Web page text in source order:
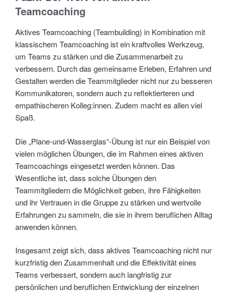
Teamcoaching
Aktives Teamcoaching (Teambuilding) in Kombination mit
klassischem Teamcoaching ist ein kraftvolles Werkzeug,
um Teams zu stärken und die Zusammenarbeit zu
verbessern. Durch das gemeinsame Erleben, Erfahren und
Gestalten werden die Teammitglieder nicht nur zu besseren
Kommunikatoren, sondern auch zu reflektierteren und
empathischeren Kolleg:innen. Zudem macht es allen viel
Spaß.
Die „Plane-und-Wasserglas“-Übung ist nur ein Beispiel von
vielen möglichen Übungen, die im Rahmen eines aktiven
Teamcoachings eingesetzt werden können. Das
Wesentliche ist, dass solche Übungen den
Teammitgliedern die Möglichkeit geben, ihre Fähigkeiten
und ihr Vertrauen in die Gruppe zu stärken und wertvolle
Erfahrungen zu sammeln, die sie in ihrem beruflichen Alltag
anwenden können.
Insgesamt zeigt sich, dass aktives Teamcoaching nicht nur
kurzfristig den Zusammenhalt und die Effektivität eines
Teams verbessert, sondern auch langfristig zur
persönlichen und beruflichen Entwicklung der einzelnen